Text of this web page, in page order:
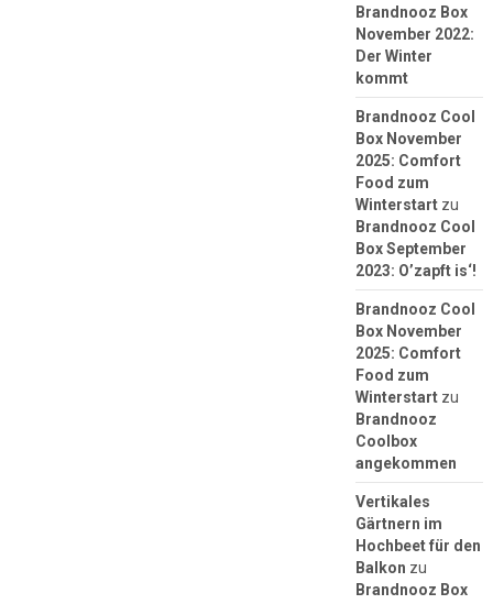
Brandnooz Box
November 2022:
Der Winter
kommt
Brandnooz Cool
Box November
2025: Comfort
Food zum
Winterstartzu
Brandnooz Cool
Box September
2023: O’zapft is‘!
Brandnooz Cool
Box November
2025: Comfort
Food zum
Winterstartzu
Brandnooz
Coolbox
angekommen
Vertikales
Gärtnern im
Hochbeet für den
Balkon zu
Brandnooz Box